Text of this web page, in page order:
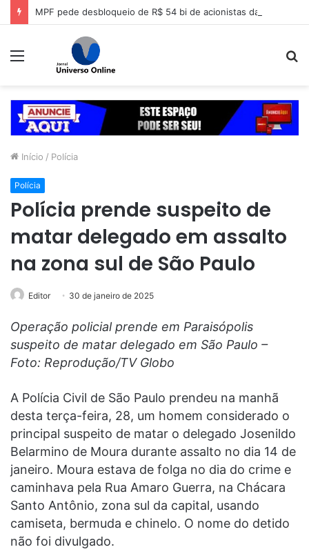
Menu
Início / Polícia
Polícia
Polícia prende suspeito de
matar delegado em assalto
na zona sul de São Paulo
Editor 30 de janeiro de 2025
Operação policial prende em Paraisópolis
suspeito de matar delegado em São Paulo –
Foto: Reprodução/TV Globo
A Polícia Civil de São Paulo prendeu na manhã
desta terça-feira, 28, um homem considerado o
principal suspeito de matar o delegado Josenildo
Belarmino de Moura durante assalto no dia 14 de
janeiro. Moura estava de folga no dia do crime e
caminhava pela Rua Amaro Guerra, na Chácara
Santo Antônio, zona sul da capital, usando
camiseta, bermuda e chinelo. O nome do detido
não foi divulgado.